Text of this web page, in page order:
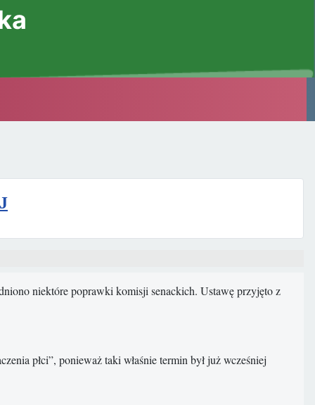
niektóre poprawki komisji senackich. Ustawę przyjęto z
płci”, ponieważ taki właśnie termin był już wcześniej